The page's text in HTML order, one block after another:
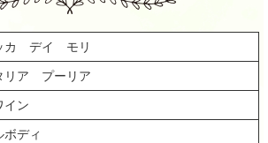
カ デイ モリ
リア プーリア
イン
ボディ